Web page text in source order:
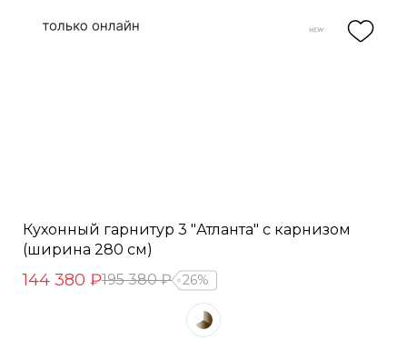
Кухонный гарнитур 3 "Атланта" с карнизом
(ширина 280 см)
144 380 ₽195 380 ₽ 26%